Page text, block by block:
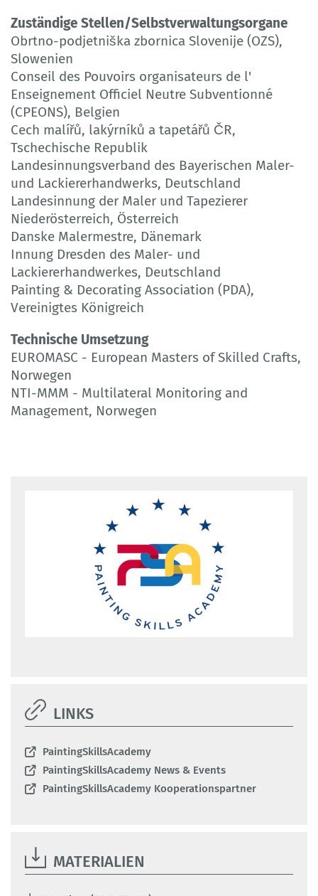
Zuständige Stellen/Selbstverwaltungsorgane
Obrtno-podjetniška zbornica Slovenije (OZS),
Slowenien
Conseil des Pouvoirs organisateurs de l'
Enseignement Officiel Neutre Subventionné
(CPEONS), Belgien
Cech malířů, lakýrníků a tapetářů ČR,
Tschechische Republik
Landesinnungsverband des Bayerischen Maler-
und Lackiererhandwerks, Deutschland
Landesinnung der Maler und Tapezierer
Niederösterreich, Österreich
Danske Malermestre, Dänemark
Innung Dresden des Maler- und
Lackiererhandwerkes, Deutschland
Painting & Decorating Association (PDA),
Vereinigtes Königreich
Technische Umsetzung
EUROMASC - European Masters of Skilled Crafts,
Norwegen
NTI-MMM - Multilateral Monitoring and
Management, Norwegen
LINKS
PaintingSkillsAcademy
PaintingSkillsAcademy News & Events
PaintingSkillsAcademy Kooperationspartner
MATERIALIEN